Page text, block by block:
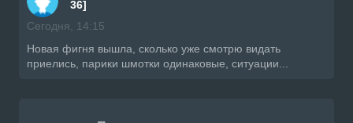
36]
Сегодня, 14:15
Новая фигня вышла, сколько уже смотрю видать
приелись, парики шмотки одинаковые, ситуации...